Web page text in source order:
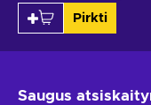
Pirkti
Saugus